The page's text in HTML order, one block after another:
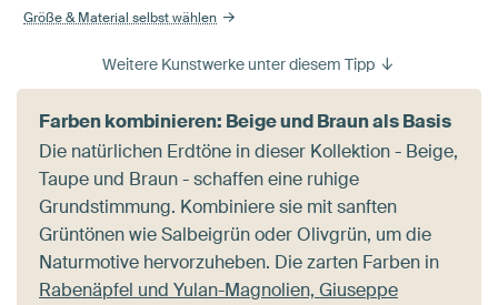
Größe & Material selbst wählen
Weitere Kunstwerke unter diesem Tipp
Farben kombinieren: Beige und Braun als Basis
Die natürlichen Erdtöne in dieser Kollektion - Beige,
Taupe und Braun - schaffen eine ruhige
Grundstimmung. Kombiniere sie mit sanften
Grüntönen wie Salbeigrün oder Olivgrün, um die
Naturmotive hervorzuheben. Die zarten Farben in
Rabenäpfel und Yulan-Magnolien, Giuseppe